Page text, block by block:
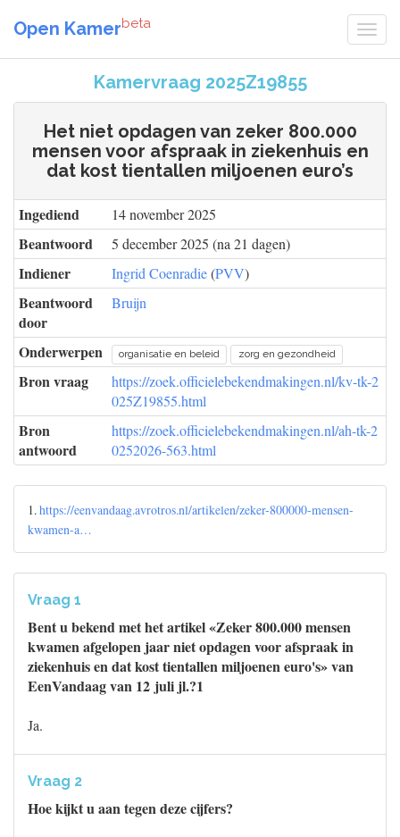
Open Kamerbeta
Kamervraag 2025Z19855
Het niet opdagen van zeker 800.000
mensen voor afspraak in ziekenhuis en
dat kost tientallen miljoenen euro’s
Ingediend 14 november 2025
Beantwoord 5 december 2025 (na 21 dagen)
Indiener Ingrid Coenradie(PVV)
Beantwoord
door
Bruijn
Onderwerpen organisatie en beleid zorg en gezondheid
Bron vraag
https://zoek.officielebekendmakingen.nl/kv-tk-2
025Z19855.html
Bron
antwoord
https://zoek.officielebekendmakingen.nl/ah-tk-2
0252026-563.html
1.https://eenvandaag.avrotros.nl/artikelen/zeker-800000-mensen-
kwamen-a…
Vraag 1
Bent u bekend met het artikel «Zeker 800.000 mensen
kwamen afgelopen jaar niet opdagen voor afspraak in
ziekenhuis en dat kost tientallen miljoenen euro's» van
EenVandaag van 12 juli jl.?1
Ja.
Vraag 2
Hoe kijkt u aan tegen deze cijfers?